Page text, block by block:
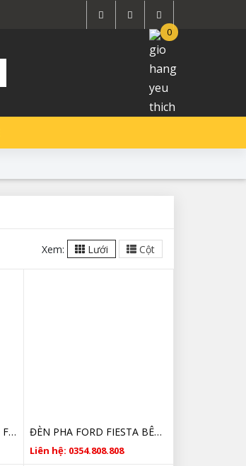
0
Xem: Lưới Cột
HỘP ĐIỀU KHIỂN HỘP SỐ FORD FIESTA, ECOSPORT, FOCUS A2C30743105 ĐÈN PHA FORD FIESTA BÊN PHỤ CHÓA TRẮNG 2013 2014 2015 2016 2017
Liên hệ: 0354.808.808